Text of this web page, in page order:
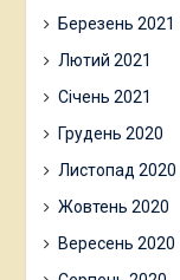
Березень 2021
Лютий 2021
Січень 2021
Грудень 2020
Листопад 2020
Жовтень 2020
Вересень 2020